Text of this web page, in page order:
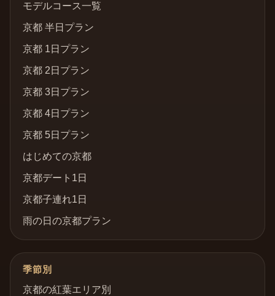
モデルコース一覧
京都 半日プラン
京都 1日プラン
京都 2日プラン
京都 3日プラン
京都 4日プラン
京都 5日プラン
はじめての京都
京都デート1日
京都子連れ1日
雨の日の京都プラン
季節別
京都の紅葉エリア別